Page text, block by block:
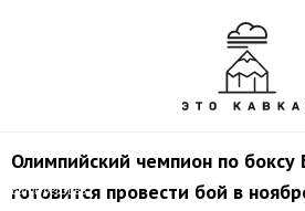
Олимпийский чемпион по боксу
готовится провести бой в
Альберт
Батыргазиев